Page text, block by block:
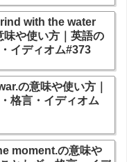
with the water
や使い方｜英語の
イディオム#373
の意味や使い方｜
格言・イディオム
moment.の意味や